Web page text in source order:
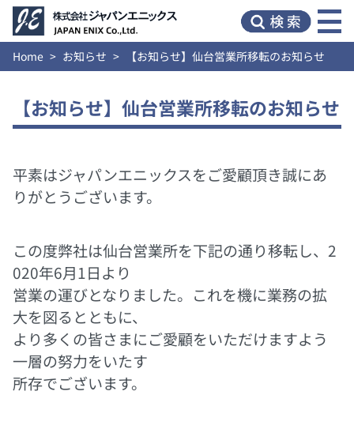
Home お知らせ 【お知らせ】仙台営業所移転のお知らせ
【お知らせ】仙台営業所移転のお知らせ
平素はジャパンエニックスをご愛顧頂き誠にあ
りがとうございます。
この度弊社は仙台営業所を下記の通り移転し、2
020年6月1日より
営業の運びとなりました。 これを機に業務の拡
大を図るとともに、
より多くの皆さまにご愛顧をいただけますよう
一層の努力をいたす
所存でございます。